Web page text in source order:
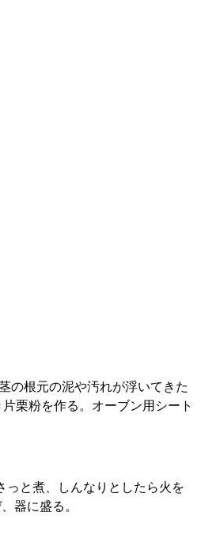
の根元の泥や汚れが浮いてきた
栗粉を作る。オーブン用シート
っと煮、しんなりとしたら火を
器に盛る。